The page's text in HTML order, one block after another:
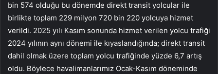
bin 574 olduğu bu dönemde direkt transit yolcular ile
birlikte toplam 229 milyon 720 bin 220 yolcuya hizmet
verildi. 2025 yılı Kasım sonunda hizmet verilen yolcu trafiği
2024 yılının aynı dönemi ile kıyaslandığında; direkt transit
dahil olmak üzere toplam yolcu trafiğinde yüzde 6,7 artış
oldu. Böylece havalimanlarımız Ocak-Kasım döneminde